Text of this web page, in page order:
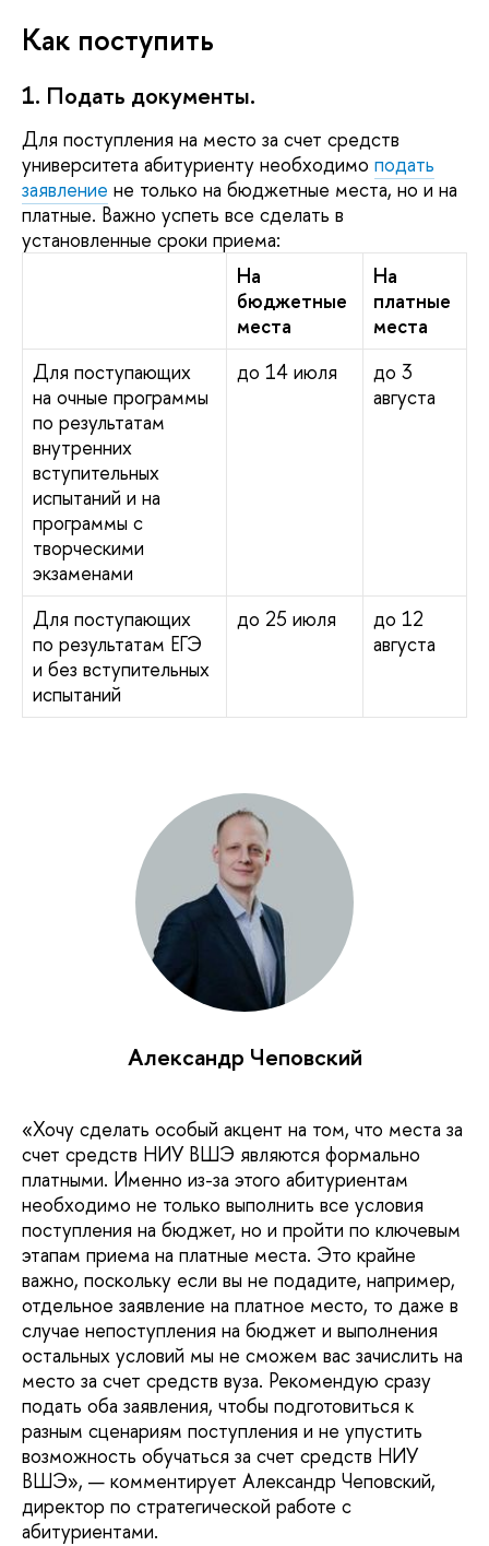
Как поступить
1. Подать документы.
Для поступления на место за счет средств
университета абитуриенту необходимо подать
заявление не только на бюджетные места, но и на
платные. Важно успеть все сделать в
установленные сроки приема:
На
бюджетные
места
На
платные
места
Для поступающих
на очные программы
по результатам
внутренних
вступительных
испытаний и на
программы с
творческими
экзаменами
до 14 июля
до 3
августа
Для поступающих
по результатам ЕГЭ
и без вступительных
испытаний
до 25 июля
до 12
августа
Александр Чеповский
«Хочу сделать особый акцент на том, что места за
счет средств НИУ ВШЭ являются формально
платными. Именно из-за этого абитуриентам
необходимо не только выполнить все условия
поступления на бюджет, но и пройти по ключевым
этапам приема на платные места. Это крайне
важно, поскольку если вы не подадите, например,
отдельное заявление на платное место, то даже в
случае непоступления на бюджет и выполнения
остальных условий мы не сможем вас зачислить на
место за счет средств вуза. Рекомендую сразу
подать оба заявления, чтобы подготовиться к
разным сценариям поступления и не упустить
возможность обучаться за счет средств НИУ
ВШЭ», — комментирует Александр Чеповский,
директор по стратегической работе с
абитуриентами.